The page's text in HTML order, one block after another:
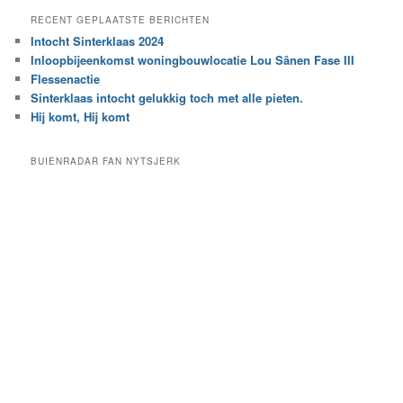
e
e
n
b
e
a
k
i
n
h
e
t
c
RECENT GEPLAATSTE BERICHTEN
Intocht Sinterklaas 2024
Inloopbijeenkomst woningbouwlocatie Lou Sânen Fase III
Flessenactie
Sinterklaas intocht gelukkig toch met alle pieten.
Hij komt, Hij komt
BUIENRADAR FAN NYTSJERK